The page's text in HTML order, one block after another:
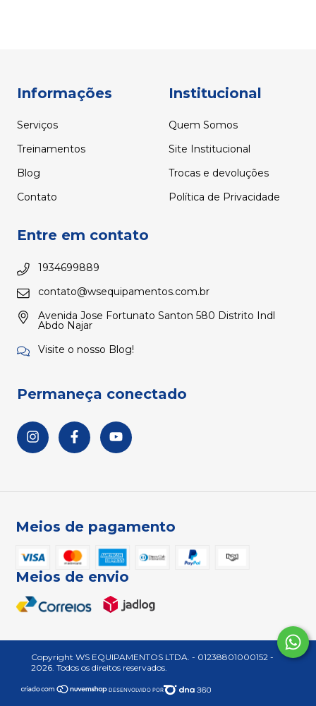
Informações
Serviços
Treinamentos
Blog
Contato
Institucional
Quem Somos
Site Institucional
Trocas e devoluções
Política de Privacidade
Entre em contato
1934699889
contato@wsequipamentos.com.br
Avenida Jose Fortunato Santon 580 Distrito Indl
Abdo Najar
Visite o nosso Blog!
Permaneça conectado
Meios de pagamento
Meios de envio
Copyright WS EQUIPAMENTOS LTDA. - 01238801000152 -
2026. Todos os direitos reservados.
DESENVOLVIDO POR